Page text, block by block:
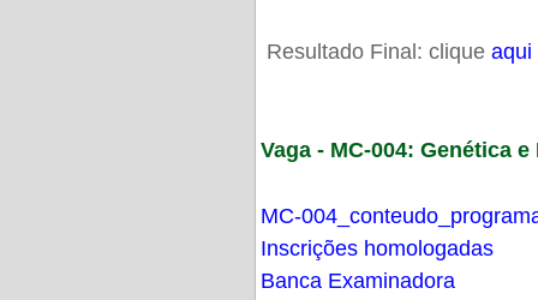
Resultado Final: clique aqui
Vaga - MC-004: Genética
MC-
Inscrições homologadas
Banca Examinadora